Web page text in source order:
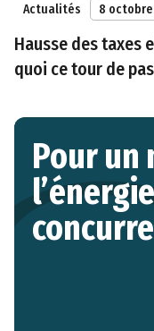
Actualités 8 octobre
Hausse des taxes
quoi ce tour de
Pour un